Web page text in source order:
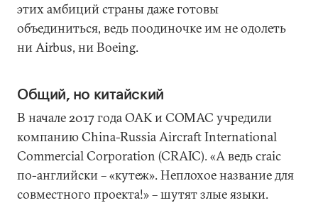
этих амбиций страны даже готовы
объединиться, ведь поодиночке им не одолеть
ни Airbus, ни Boeing.
Общий, но китайский
В начале 2017 года ОАК и COMAC учредили
компанию China-Russia Aircraft International
Commercial Corporation (CRAIC). «А ведь craic
по-английски – «кутеж». Неплохое название для
совместного проекта!» – шутят злые языки.